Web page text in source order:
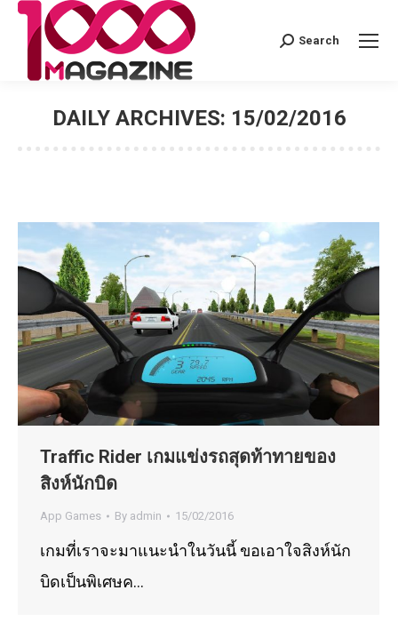
Search:
Search
DAILY ARCHIVES: 15/02/2016
Traffic Rider เกมแข่งรถสุดท้าทายของ
สิงห์นักบิด
App Games By admin 15/02/2016
เกมที่เราจะมาแนะนำในวันนี้ ขอเอาใจสิงห์นัก
บิดเป็นพิเศษค…